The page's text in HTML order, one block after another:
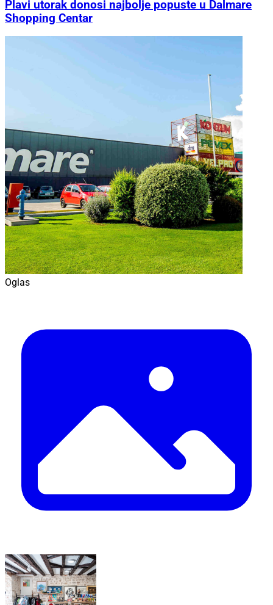
Plavi utorak donosi najbolje popuste u Dalmare
Shopping Centar
Oglas